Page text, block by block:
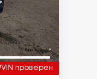
VIN проверен